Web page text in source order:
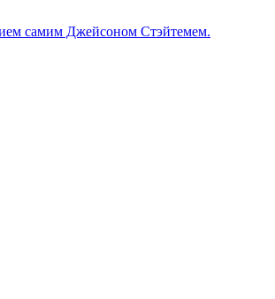
самим Джейсоном Стэйтемем.